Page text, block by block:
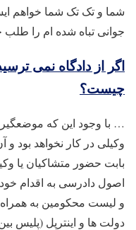
شما و تک تک شما خواهم
جوانی تباه شده ام را
اگر از دادگاه نمی
چیست؟
… با وجود این که
وکیلی در کار نخواهد بود
بابت حضور متشاکیان یا
اصول دادرسی به اقدام
و لیست محکومین به همراه
دولت ها و اینترپل (پلیس